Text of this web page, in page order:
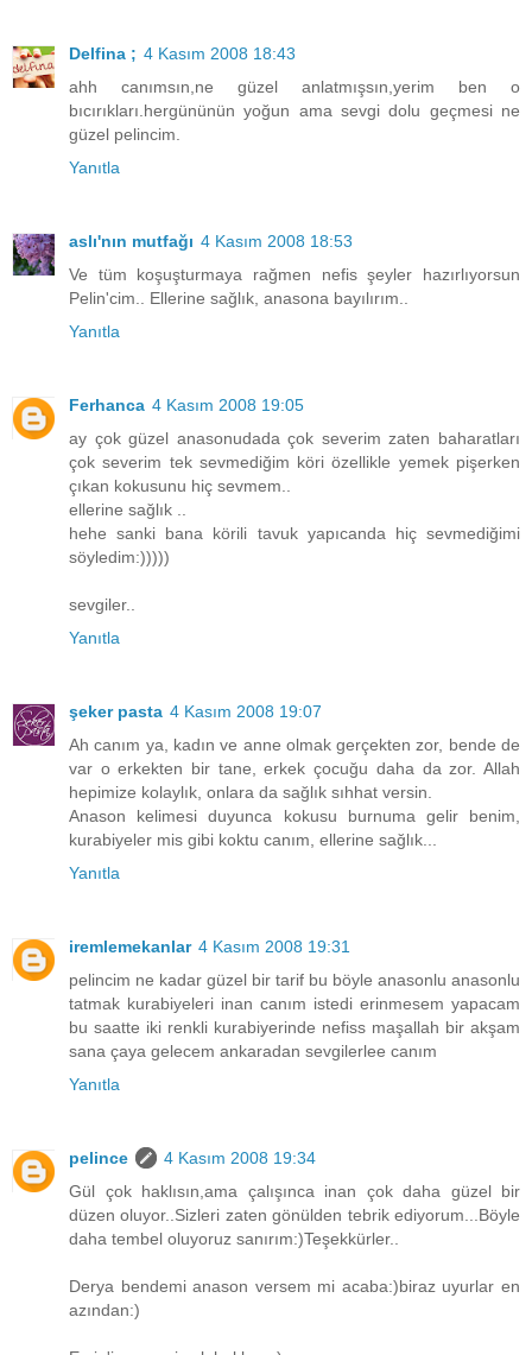
Delfina ; 4 Kasım 2008 18:43
ahh canımsın,ne güzel anlatmışsın,yerim ben o
bıcırıkları.hergününün yoğun ama sevgi dolu geçmesi ne
güzel pelincim.
Yanıtla
aslı'nın mutfağı 4 Kasım 2008 18:53
Ve tüm koşuşturmaya rağmen nefis şeyler hazırlıyorsun
Pelin'cim.. Ellerine sağlık, anasona bayılırım..
Yanıtla
Ferhanca 4 Kasım 2008 19:05
ay çok güzel anasonudada çok severim zaten baharatları
çok severim tek sevmediğim köri özellikle yemek pişerken
çıkan kokusunu hiç sevmem..
ellerine sağlık ..
hehe sanki bana körili tavuk yapıcanda hiç sevmediğimi
söyledim:)))))
sevgiler..
Yanıtla
şeker pasta 4 Kasım 2008 19:07
Ah canım ya, kadın ve anne olmak gerçekten zor, bende de
var o erkekten bir tane, erkek çocuğu daha da zor. Allah
hepimize kolaylık, onlara da sağlık sıhhat versin.
Anason kelimesi duyunca kokusu burnuma gelir benim,
kurabiyeler mis gibi koktu canım, ellerine sağlık...
Yanıtla
iremlemekanlar 4 Kasım 2008 19:31
pelincim ne kadar güzel bir tarif bu böyle anasonlu anasonlu
tatmak kurabiyeleri inan canım istedi erinmesem yapacam
bu saatte iki renkli kurabiyerinde nefiss maşallah bir akşam
sana çaya gelecem ankaradan sevgilerlee canım
Yanıtla
pelince
4 Kasım 2008 19:34
Gül çok haklısın,ama çalışınca inan çok daha güzel bir
düzen oluyor..Sizleri zaten gönülden tebrik ediyorum...Böyle
daha tembel oluyoruz sanırım:)Teşekkürler..
Derya bendemi anason versem mi acaba:)biraz uyurlar en
azından:)